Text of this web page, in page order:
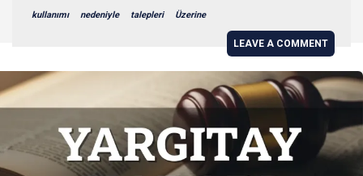
kullanımı nedeniyle talepleri Üzerine
LEAVE A COMMENT